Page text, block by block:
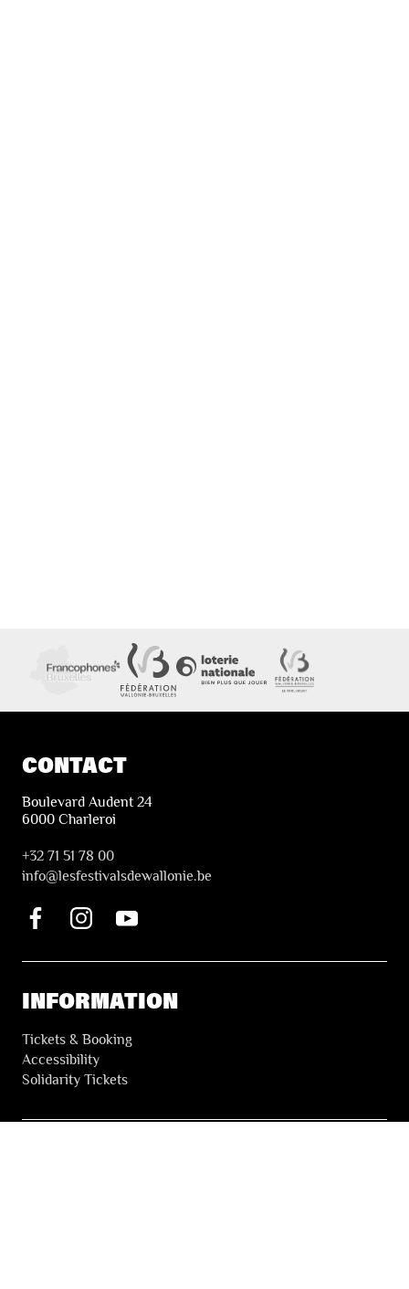
CONTACT
Boulevard Audent 24
6000 Charleroi
+32 71 51 78 00
info@lesfestivalsdewallonie.be
INFORMATION
Tickets & Booking
Accessibility
Solidarity Tickets